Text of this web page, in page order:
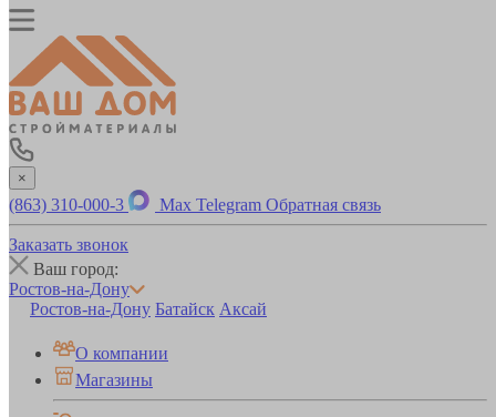
×
(863) 310-000-3 Max Telegram Обратная связь
Заказать звонок
Ваш город:
Ростов-на-Дону
Ростов-на-Дону Батайск Аксай
О компании
Магазины